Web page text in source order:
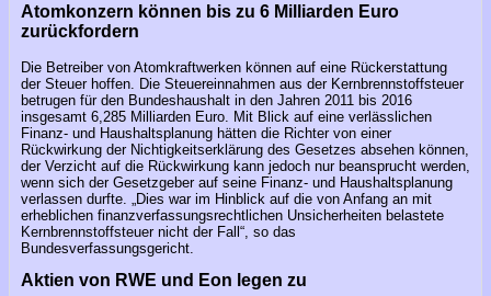
Atomkonzern können bis zu 6 Milliarden Euro
zurückfordern
Die Betreiber von Atomkraftwerken können auf eine Rückerstattung
der Steuer hoffen. Die Steuereinnahmen aus der Kernbrennstoffsteuer
betrugen für den Bundeshaushalt in den Jahren 2011 bis 2016
insgesamt 6,285 Milliarden Euro. Mit Blick auf eine verlässlichen
Finanz- und Haushaltsplanung hätten die Richter von einer
Rückwirkung der Nichtigkeitserklärung des Gesetzes absehen können,
der Verzicht auf die Rückwirkung kann jedoch nur beansprucht werden,
wenn sich der Gesetzgeber auf seine Finanz- und Haushaltsplanung
verlassen durfte. „Dies war im Hinblick auf die von Anfang an mit
erheblichen finanzverfassungsrechtlichen Unsicherheiten belastete
Kernbrennstoffsteuer nicht der Fall“, so das
Bundesverfassungsgericht.
Aktien von RWE und Eon legen zu